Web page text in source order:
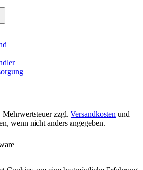
zzgl. Versandkosten und
wenn nicht anders angegeben.